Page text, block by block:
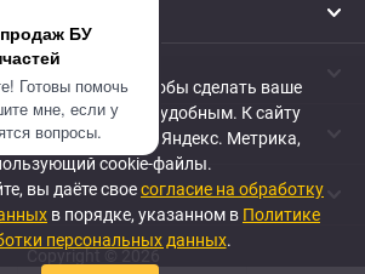
БУ
Готовы помочь
мне, если у
вопросы.
Copyright © 2026
cookie-файлы, чтобы сделать ваше
нем максимально удобным. К cайту
веб-аналитики Яндекс. Метрика,
cookie-файлы.
вы даёте своесогласие на обработку
в порядке, указанном в Политике
персональных данных.